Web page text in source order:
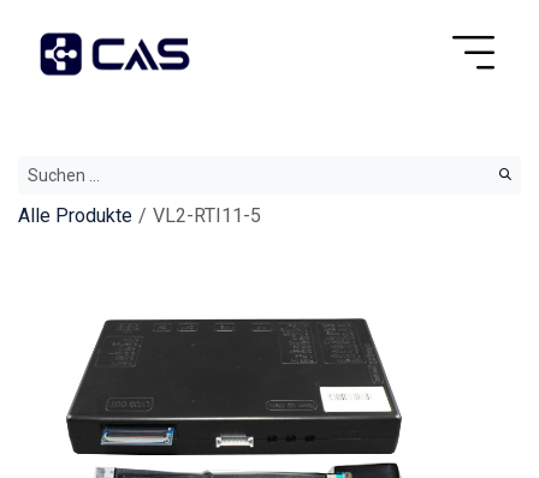
Alle Produkte VL2-RTI11-5